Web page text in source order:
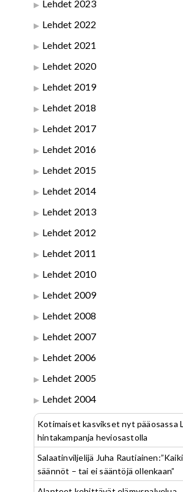
Lehdet 2023
Lehdet 2022
Lehdet 2021
Lehdet 2020
Lehdet 2019
Lehdet 2018
Lehdet 2017
Lehdet 2016
Lehdet 2015
Lehdet 2014
Lehdet 2013
Lehdet 2012
Lehdet 2011
Lehdet 2010
Lehdet 2009
Lehdet 2008
Lehdet 2007
Lehdet 2006
Lehdet 2005
Lehdet 2004
Kotimaiset kasvikset nyt pääosassa
hintakampanja heviosastolla
Salaatinviljelijä Juha
säännöt – tai ei sääntöjä ollenkaan”